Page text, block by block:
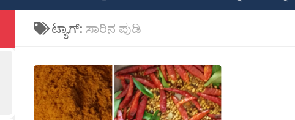
ಟ್ಯಾಗ್: ಸಾರಿನ ಪುಡಿ